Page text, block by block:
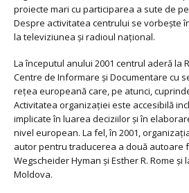
proiecte mari cu participarea a sute de
Despre activitatea centrului se vorbește
la televiziunea și radioul național.
La începutul anului 2001 centrul aderă la
Centre de Informare și Documentare cu
rețea europeană care, pe atunci,
Activitatea organizației este accesibilă
implicate în luarea deciziilor și în
nivel european. La fel, în 2001,
autor pentru traducerea a două autoare
Wegscheider Hyman și Esther R. Rome
Moldova.